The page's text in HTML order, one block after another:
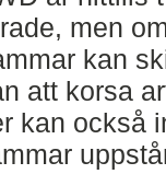
men
kan
att korsa
kan också